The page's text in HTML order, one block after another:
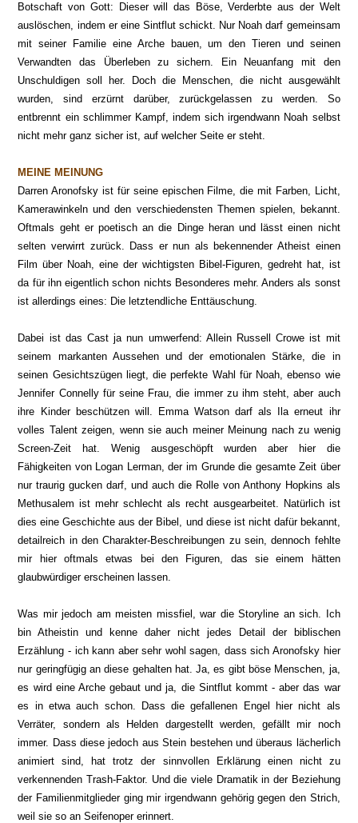
Botschaft von Gott: Dieser will das Böse, Verderbte aus der Welt
auslöschen, indem er eine Sintflut schickt. Nur Noah darf gemeinsam
mit seiner Familie eine Arche bauen, um den Tieren und seinen
Verwandten das Überleben zu sichern. Ein Neuanfang mit den
Unschuldigen soll her. Doch die Menschen, die nicht ausgewählt
wurden, sind erzürnt darüber, zurückgelassen zu werden. So
entbrennt ein schlimmer Kampf, indem sich irgendwann Noah selbst
nicht mehr ganz sicher ist, auf welcher Seite er steht.
MEINE MEINUNG
Darren Aronofsky ist für seine epischen Filme, die mit Farben, Licht,
Kamerawinkeln und den verschiedensten Themen spielen, bekannt.
Oftmals geht er poetisch an die Dinge heran und lässt einen nicht
selten verwirrt zurück. Dass er nun als bekennender Atheist einen
Film über Noah, eine der wichtigsten Bibel-Figuren, gedreht hat, ist
da für ihn eigentlich schon nichts Besonderes mehr. Anders als sonst
ist allerdings eines: Die letztendliche Enttäuschung.
Dabei ist das Cast ja nun umwerfend: Allein Russell Crowe ist mit
seinem markanten Aussehen und der emotionalen Stärke, die in
seinen Gesichtszügen liegt, die perfekte Wahl für Noah, ebenso wie
Jennifer Connelly für seine Frau, die immer zu ihm steht, aber auch
ihre Kinder beschützen will. Emma Watson darf als Ila erneut ihr
volles Talent zeigen, wenn sie auch meiner Meinung nach zu wenig
Screen-Zeit hat. Wenig ausgeschöpft wurden aber hier die
Fähigkeiten von Logan Lerman, der im Grunde die gesamte Zeit über
nur traurig gucken darf, und auch die Rolle von Anthony Hopkins als
Methusalem ist mehr schlecht als recht ausgearbeitet. Natürlich ist
dies eine Geschichte aus der Bibel, und diese ist nicht dafür bekannt,
detailreich in den Charakter-Beschreibungen zu sein, dennoch fehlte
mir hier oftmals etwas bei den Figuren, das sie einem hätten
glaubwürdiger erscheinen lassen.
Was mir jedoch am meisten missfiel, war die Storyline an sich. Ich
bin Atheistin und kenne daher nicht jedes Detail der biblischen
Erzählung - ich kann aber sehr wohl sagen, dass sich Aronofsky hier
nur geringfügig an diese gehalten hat. Ja, es gibt böse Menschen, ja,
es wird eine Arche gebaut und ja, die Sintflut kommt - aber das war
es in etwa auch schon. Dass die gefallenen Engel hier nicht als
Verräter, sondern als Helden dargestellt werden, gefällt mir noch
immer. Dass diese jedoch aus Stein bestehen und überaus lächerlich
animiert sind, hat trotz der sinnvollen Erklärung einen nicht zu
verkennenden Trash-Faktor. Und die viele Dramatik in der Beziehung
der Familienmitglieder ging mir irgendwann gehörig gegen den Strich,
weil sie so an Seifenoper erinnert.